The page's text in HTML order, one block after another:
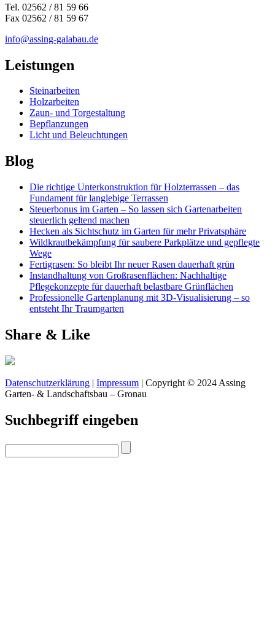
Tel. 02562 / 81 59 66
Fax 02562 / 81 59 67
info@assing-galabau.de
Leistungen
Steinarbeiten
Holzarbeiten
Zaun- und Torgestaltung
Bepflanzungen
Licht und Beleuchtungen
Blog
Die richtige Unterkonstruktion für Holzterrassen – das
Fundament für langlebige Terrassen
Steuerbonus im Garten – So lassen sich Gartenarbeiten
steuerlich geltend machen
Hecken als Sichtschutz im Garten für mehr Privatsphäre
Wildkrautbekämpfung für saubere Parkplätze und gepflegte
Wege
Fertigrasen: So bleibt Ihr neuer Rasen dauerhaft grün
Instandhaltung von Großrasenflächen: Nachhaltige
Pflegekonzepte für dauerhaft belastbare Grünflächen
Professionelle Gartenplanung mit 3D-Visualisierung – so
entsteht Ihr Traumgarten
Share & Like
Datenschutzerklärung | Impressum | Copyright © 2024 Assing
Garten- & Landschaftsbau – Gronau
Suchbegriff eingeben